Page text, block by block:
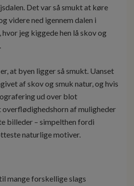
Det var så smukt at køre
videre ned igennem dalen i
hvor jeg kiggede hen lå skov og
at byen ligger så smukt. Uanset
af skov og smuk natur, og hvis
ud over blot
overflødighedshorn af muligheder
billeder – simpelthen fordi
naturlige motiver.
mange forskellige slags